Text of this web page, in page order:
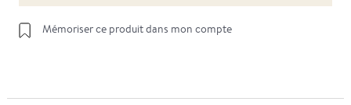
Mémoriser ce produit dans mon compte